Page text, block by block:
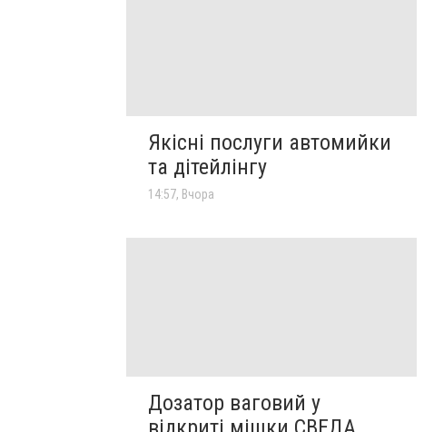
Якісні послуги автомийки
та дітейлінгу
14:57, Вчора
Дозатор ваговий у